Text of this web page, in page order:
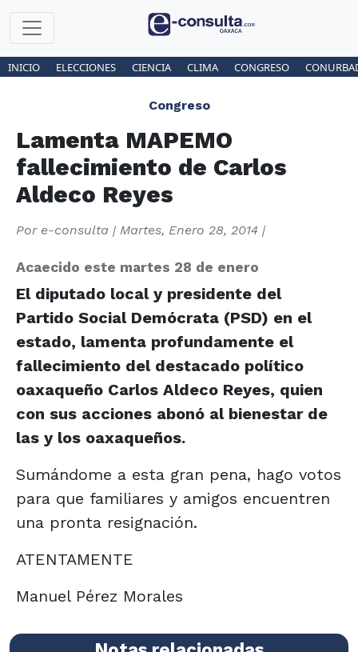
INICIO ELECCIONES CIENCIA CLIMA CONGRESO
Congreso
Lamenta MAPEMO
fallecimiento de Carlos
Aldeco Reyes
Por e-consulta | Martes, Enero 28, 2014 |
Acaecido este martes 28 de enero
El diputado local y presidente del
Partido Social Demócrata (PSD) en el
estado, lamenta profundamente el
fallecimiento del destacado político
oaxaqueño Carlos Aldeco Reyes, quien
con sus acciones abonó al bienestar de
las y los oaxaqueños.
Sumándome a esta gran pena, hago votos
para que familiares y amigos encuentren
una pronta resignación.
ATENTAMENTE
Manuel Pérez Morales